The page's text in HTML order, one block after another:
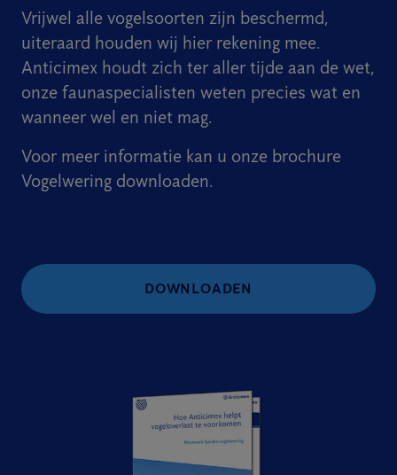
Vrijwel alle vogelsoorten zijn beschermd,
uiteraard houden wij hier rekening mee.
Anticimex houdt zich ter aller tijde aan de wet,
onze faunaspecialisten weten precies wat en
wanneer wel en niet mag.
Voor meer informatie kan u onze brochure
Vogelwering downloaden.
DOWNLOADEN